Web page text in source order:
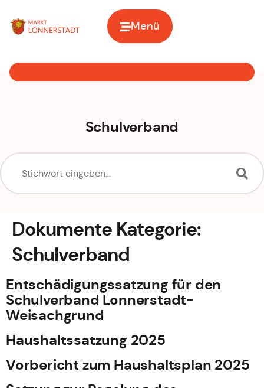
springen
Menü
Schulverband
Dokumente Kategorie:
Schulverband
Entschädigungssatzung für den
Schulverband Lonnerstadt-
Weisachgrund
Haushaltssatzung 2025
Vorbericht zum Haushaltsplan 2025